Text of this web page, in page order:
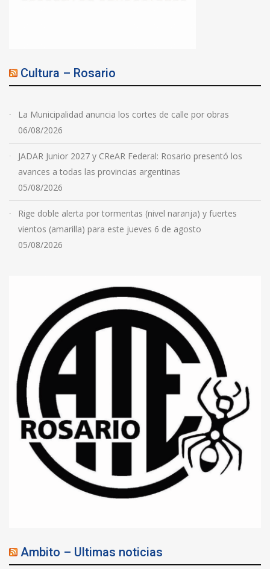
Cultura – Rosario
La Municipalidad anuncia los cortes de calle por obras
06/08/2026
JADAR Junior 2027 y CReAR Federal: Rosario presentó los
avances a todas las provincias argentinas
05/08/2026
Rige doble alerta por tormentas (nivel naranja) y fuertes
vientos (amarilla) para este jueves 6 de agosto
05/08/2026
Ambito – Ultimas noticias